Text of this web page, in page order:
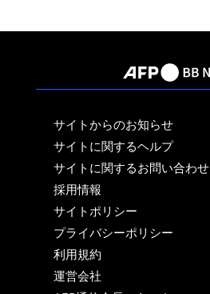
サイトからのお知らせ
サイトに関するヘルプ
サイトに関するお問い合わせ
採用情報
サイトポリシー
プライバシーポリシー
利用規約
運営会社